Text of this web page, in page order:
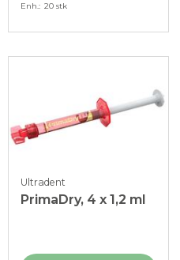
Enh. 20 stk
Ultradent
PrimaDry, 4 x 1,2 ml